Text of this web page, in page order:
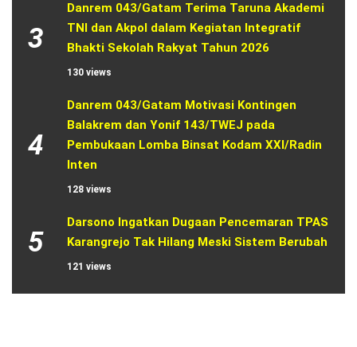
3
Danrem 043/Gatam Terima Taruna Akademi
TNI dan Akpol dalam Kegiatan Integratif
Bhakti Sekolah Rakyat Tahun 2026
130 views
4
Danrem 043/Gatam Motivasi Kontingen
Balakrem dan Yonif 143/TWEJ pada
Pembukaan Lomba Binsat Kodam XXI/Radin
Inten
128 views
5
Darsono Ingatkan Dugaan Pencemaran TPAS
Karangrejo Tak Hilang Meski Sistem Berubah
121 views